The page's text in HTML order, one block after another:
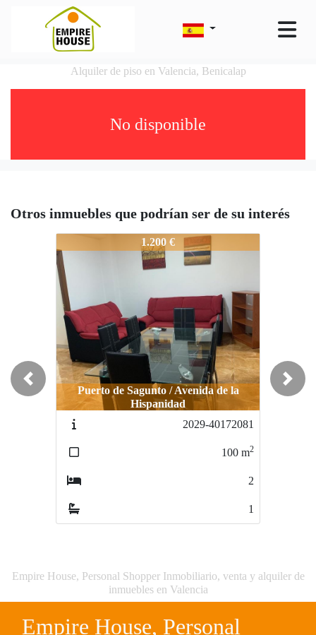
Alquiler de piso en Valencia, Benicalap
No disponible
Otros inmuebles que podrían ser de su interés
1.200 €
Puerto de Sagunto / Avenida de la
Hispanidad
2029-40172081
100 m2
2
1
Previous Next
Empire House, Personal Shopper Inmobiliario, venta y alquiler de
inmuebles en Valencia
Empire House, Personal